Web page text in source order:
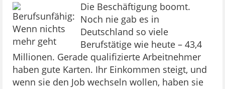
Die Beschäftigung boomt.
Noch nie gab es in
Deutschland so viele
Berufstätige wie heute – 43,4
Millionen. Gerade qualifizierte Arbeitnehmer
haben gute Karten. Ihr Einkommen steigt, und
wenn sie den Job wechseln wollen, haben sie